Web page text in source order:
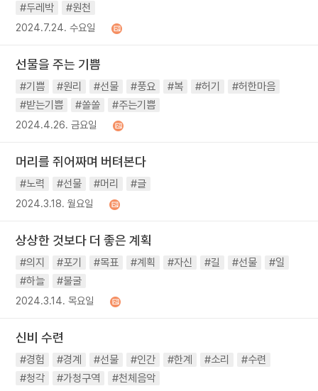
#두레박
#원천
2024.7.24. 수요일
선물을 주는 기쁨
#기쁨 #원리 #선물 #풍요 #복 #허기
#허한마음
#받는기쁨
#쏠쏠 #주는기쁨
2024.4.26. 금요일
머리를 쥐어짜며 버텨본다
#노력 #선물 #머리 #글
2024.3.18. 월요일
상상한 것보다 더 좋은 계획
#의지 #포기 #목표 #계획 #자신 #길 #선물
#일
#하늘
#불굴
2024.3.14. 목요일
신비 수련
#경험 #경계 #선물 #인간 #한계 #소리
#수련
#청각
#가청구역 #천체음악